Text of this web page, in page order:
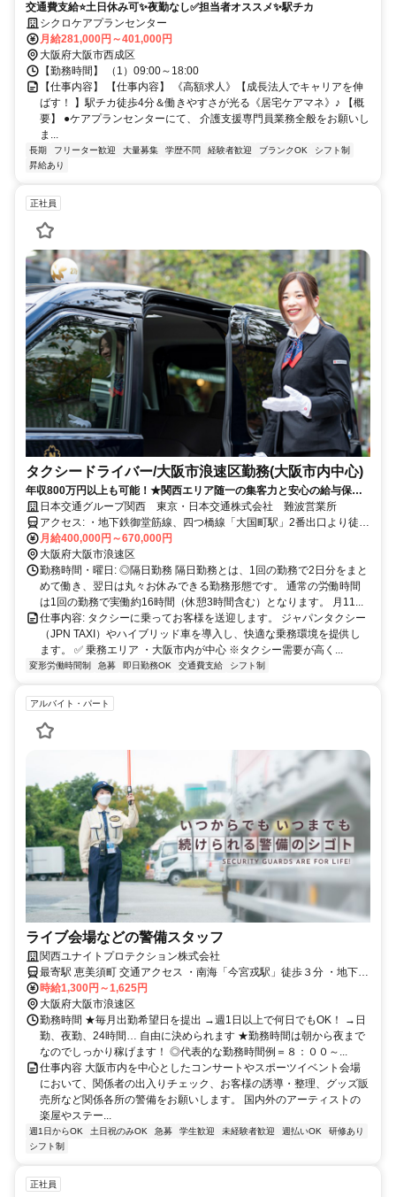
交通費支給⭐️土日休み可✨夜勤なし✅️担当者オススメ✨駅チカ
シクロケアプランセンター
月給281,000円～401,000円
大阪府大阪市西成区
【勤務時間】 （1）09:00～18:00
【仕事内容】 【仕事内容】 《高額求人》【成長法人でキャリアを伸
ばす！ 】駅チカ徒歩4分＆働きやすさが光る《居宅ケアマネ》♪ 【概
要】 ●ケアプランセンターにて、 介護支援専門員業務全般をお願いし
ま...
長期 フリーター歓迎 大量募集 学歴不問 経験者歓迎 ブランクOK
シフト制
昇給あり
正社員
タクシードライバー/大阪市浪速区勤務(大阪市内中心)
年収800万円以上も可能！★関西エリア随一の集客力と安心の給与保証
で未経験から稼げる！
日本交通グループ関西 東京・日本交通株式会社 難波営業所
アクセス: ・地下鉄御堂筋線、四つ橋線「大国町駅」2番出口より徒歩
3分 ✅ マイカー（車・バイク）通勤：可
月給400,000円～670,000円
大阪府大阪市浪速区
勤務時間・曜日: ◎隔日勤務 隔日勤務とは、1回の勤務で2日分をまと
めて働き、翌日は丸々お休みできる勤務形態です。 通常の労働時間
は1回の勤務で実働約16時間（休憩3時間含む）となります。 月11...
仕事内容: タクシーに乗ってお客様を送迎します。 ジャパンタクシー
（JPN TAXI）やハイブリッド車を導入し、快適な乗務環境を提供し
ます。 ✅ 乗務エリア ・大阪市内が中心 ※タクシー需要が高く...
変形労働時間制 急募 即日勤務OK 交通費支給 シフト制
アルバイト・パート
ライブ会場などの警備スタッフ
関西ユナイトプロテクション株式会社
最寄駅 恵美須町 交通アクセス ・南海「今宮戎駅」徒歩３分 ・地下鉄
堺筋線「恵美須町駅」１B出口 徒歩５分 ・地下鉄御堂筋線・四つ橋線
時給1,300円～1,625円
大阪府大阪市浪速区
勤務時間 ★毎月出勤希望日を提出 →週1日以上で何日でもOK！ →日
勤、夜勤、24時間… 自由に決められます ★勤務時間は朝から夜まで
なのでしっかり稼げます！ ◎代表的な勤務時間例＝８：００～...
仕事内容 大阪市内を中心としたコンサートやスポーツイベント会場
において、関係者の出入りチェック、お客様の誘導・整理、グッズ販
売所など関係各所の警備をお願いします。 国内外のアーティストの
楽屋やステー...
週1日からOK 土日祝のみOK 急募 学生歓迎 未経験者歓迎 週払いOK
研修あり
シフト制
正社員